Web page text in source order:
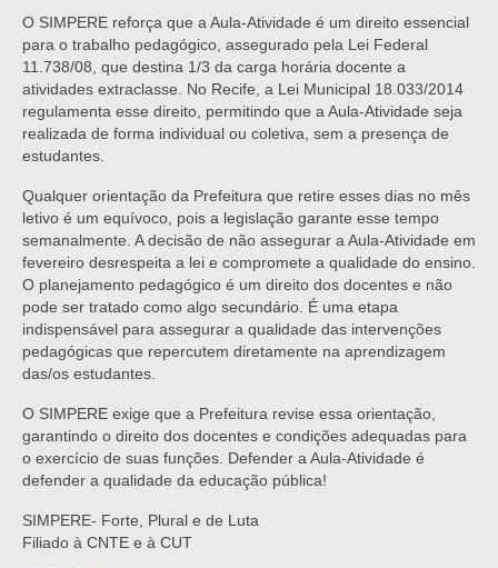
O SIMPERE reforça que a Aula-Atividade é um direito essencial
para o trabalho pedagógico, assegurado pela Lei Federal
11.738/08, que destina 1/3 da carga horária docente a
atividades extraclasse. No Recife, a Lei Municipal 18.033/2014
regulamenta esse direito, permitindo que a Aula-Atividade seja
realizada de forma individual ou coletiva, sem a presença de
estudantes.
Qualquer orientação da Prefeitura que retire esses dias no mês
letivo é um equívoco, pois a legislação garante esse tempo
semanalmente. A decisão de não assegurar a Aula-Atividade em
fevereiro desrespeita a lei e compromete a qualidade do ensino.
O planejamento pedagógico é um direito dos docentes e não
pode ser tratado como algo secundário. É uma etapa
indispensável para assegurar a qualidade das intervenções
pedagógicas que repercutem diretamente na aprendizagem
das/os estudantes.
O SIMPERE exige que a Prefeitura revise essa orientação,
garantindo o direito dos docentes e condições adequadas para
o exercício de suas funções. Defender a Aula-Atividade é
defender a qualidade da educação pública!
SIMPERE- Forte, Plural e de Luta
Filiado à CNTE e à CUT